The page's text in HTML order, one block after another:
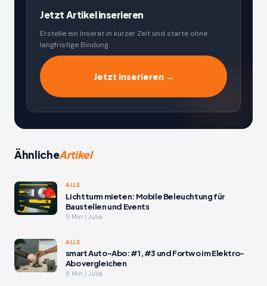
Jetzt Artikel inserieren
Erstelle ein Inserat in kurzer Zeit und starte ohne
langfristige Bindung.
Jetzt inserieren →
ÄhnlicheArtikel
ALLE
Lichtturm mieten: Mobile Beleuchtung für
Baustellen und Events
5 Min | Julia
ALLE
smart Auto-Abo: #1, #3 und Fortwo im Elektro-
Abo vergleichen
8 Min | Julia